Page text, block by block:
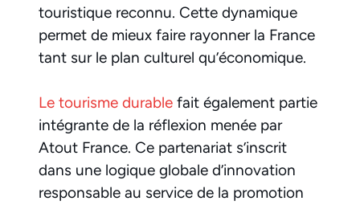
touristique reconnu. Cette dynamique
permet de mieux faire rayonner la France
tant sur le plan culturel qu’économique.
Le tourisme durable fait également partie
intégrante de la réflexion menée par
Atout France. Ce partenariat s’inscrit
dans une logique globale d’innovation
responsable au service de la promotion